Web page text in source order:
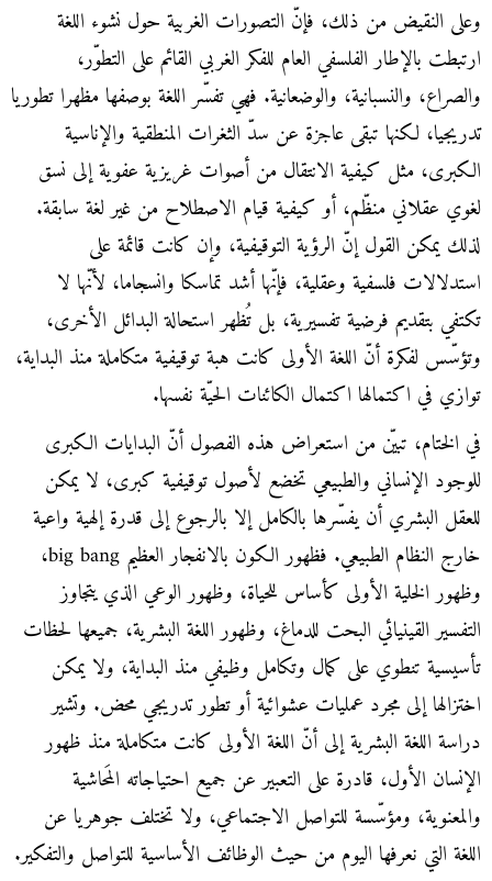
وعلى النقيض من ذلك، فإنّ التصورات الغربية حول نشوء اللغة
ارتبطت بالإطار الفلسفي العام للفكر الغربي القائم على التطوّر،
والصراع، والنسبانية، والوضعانية. فهي تفسّر اللغة بوصفها مظهرا تطوريا
تدريجيا، لكنها تبقى عاجزة عن سدّ الثغرات المنطقية والإناسية
الكبرى، مثل كيفية الانتقال من أصوات غريزية عفوية إلى نسق
لغوي عقلاني منظّم، أو كيفية قيام الاصطلاح من غير لغة سابقة.
لذلك يمكن القول إنّ الرؤية التوقيفية، وإن كانت قائمة على
استدلالات فلسفية وعقلية، فإنّها أشد تماسكا وانسجاما، لأنّها لا
تكتفي بتقديم فرضية تفسيرية، بل تُظهر استحالة البدائل الأخرى،
وتؤسّس لفكرة أنّ اللغة الأولى كانت هبة توقيفية متكاملة منذ البداية،
توازي في اكتمالها اكتمال الكائنات الحيّة نفسها.
في الختام، تبيّن من استعراض هذه الفصول أنّ البدايات الكبرى
للوجود الإنساني والطبيعي تخضع لأصول توقيفية كبرى، لا يمكن
للعقل البشري أن يفسّرها بالكامل إلا بالرجوع إلى قدرة إلهية واعية
خارج النظام الطبيعي. فظهور الكون بالانفجار العظيم big bang،
وظهور الخلية الأولى كأساس للحياة، وظهور الوعي الذي يتجاوز
التفسير القينيائي البحت للدماغ، وظهور اللغة البشرية، جميعها لحظات
تأسيسية تنطوي على كمال وتكامل وظيفي منذ البداية، ولا يمكن
اختزالها إلى مجرد عمليات عشوائية أو تطور تدريجي محض. وتشير
دراسة اللغة البشرية إلى أنّ اللغة الأولى كانت متكاملة منذ ظهور
الإنسان الأول، قادرة على التعبير عن جميع احتياجاته المَحاشية
والمعنوية، ومؤسّسة للتواصل الاجتماعي، ولا تختلف جوهريا عن
اللغة التي نعرفها اليوم من حيث الوظائف الأساسية للتواصل والتفكير.